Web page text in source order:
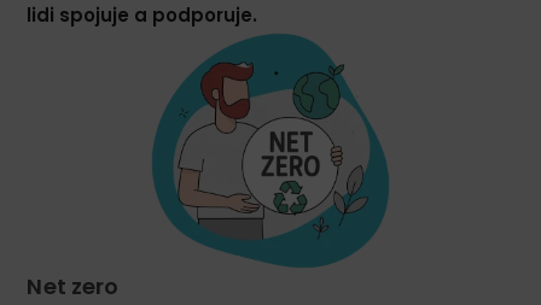
lidi spojuje a podporuje.
Net zero